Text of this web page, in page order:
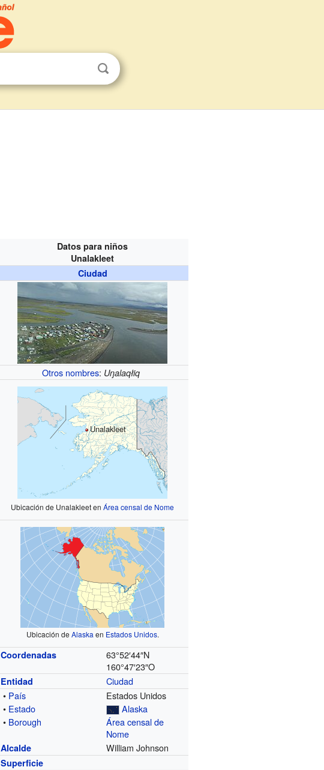
Datos para niños
Unalakleet
Ciudad
Otros nombres: Uŋalaqłiq
Unalakleet
Ubicación de Unalakleet enÁrea censal de Nome
Ubicación de Alaska en Estados Unidos.
Coordenadas
63°52′44″N
160°47′23″O
Entidad
Ciudad
• País
Estados Unidos
• Estado
Alaska
• Borough
Área censal de
Nome
Alcalde William Johnson
Superficie